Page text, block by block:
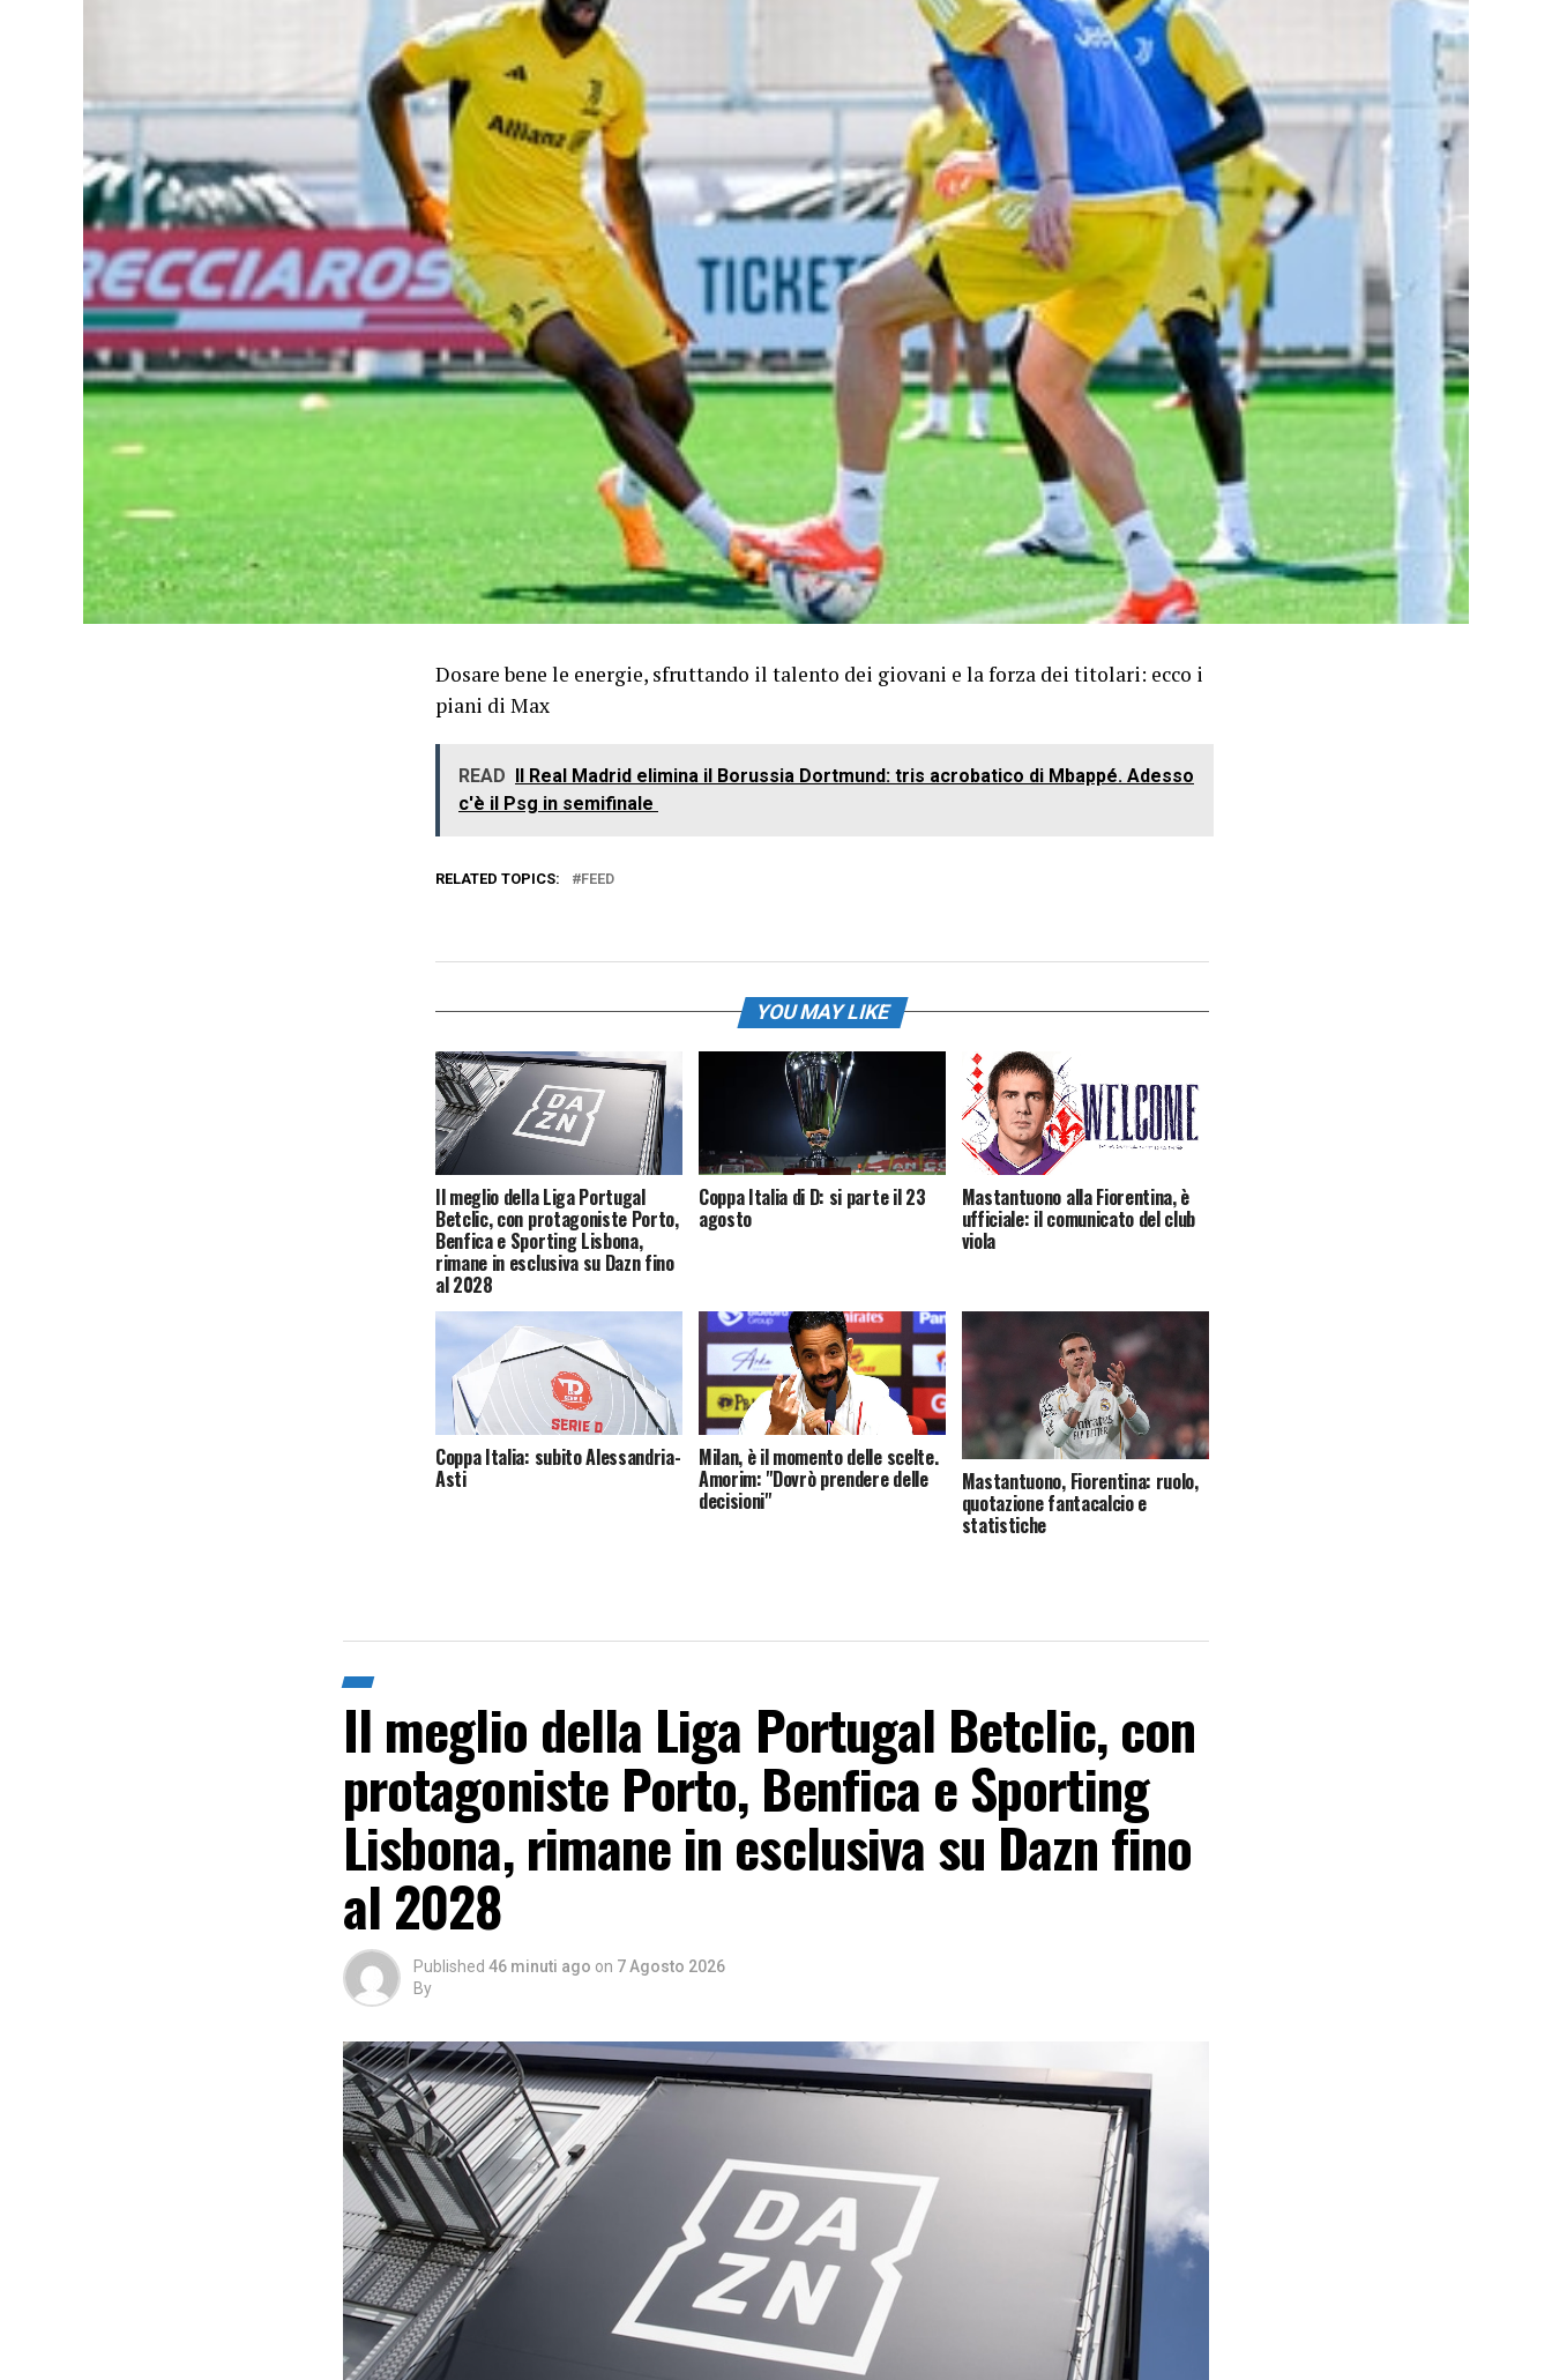
Dosare bene le energie, sfruttando il talento dei giovani e la forza dei titolari: ecco i
piani di Max
READ Il Real Madrid elimina il Borussia Dortmund: tris acrobatico di Mbappé. Adesso
c'è il Psg in semifinale
RELATED TOPICS: FEED
YOU MAY LIKE
Il meglio della Liga Portugal
Betclic, con protagoniste Porto,
Benfica e Sporting Lisbona,
rimane in esclusiva su Dazn fino
al 2028
Coppa Italia di D: si parte il 23
agosto
Mastantuono alla Fiorentina, è
ufficiale: il comunicato del club
viola
Coppa Italia: subito Alessandria-
Asti
Milan, è il momento delle scelte.
Amorim: "Dovrò prendere delle
decisioni"
Mastantuono, Fiorentina: ruolo,
quotazione fantacalcio e
statistiche
Il meglio della Liga Portugal Betclic, con
protagoniste Porto, Benfica e Sporting
Lisbona, rimane in esclusiva su Dazn fino
al 2028
Published 46 minuti ago on 7 Agosto 2026
By